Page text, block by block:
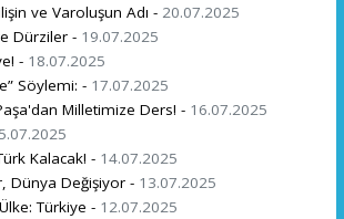
ve Varoluşun Adı - 20.07.2025
Dürziler - 19.07.2025
- 18.07.2025
Söylemi: - 17.07.2025
Milletimize Ders! - 16.07.2025
Kalacak! - 14.07.2025
Dünya Değişiyor - 13.07.2025
Türkiye - 12.07.2025